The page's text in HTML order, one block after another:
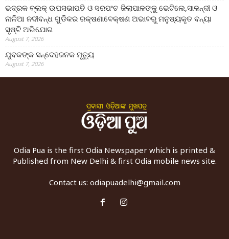
ଭଦ୍ରକ ବ୍ଲକ୍ ଉପସଭାପତି ଓ ସରପଂଚ ଜିଲାପାଳଙ୍କୁ ଭେଟିଲେ,ସାଳନ୍ଦୀ ଓ
ନାଳିଆ ନଦୀବନ୍ଧ ଗୁଡିକର ରକ୍ଷଣାବେକ୍ଷଣ ଅଭାବରୁ ମନୁଷ୍ୟକୃତ ବନ୍ୟା
ସୃଷ୍ଟି ଅଭିଯୋଗ
August 7, 2026
ଯୁବକଙ୍କ ସନ୍ଦେହଜନକ ମୃତ୍ୟୁ
August 7, 2026
Odia Pua is the first Odia Newspaper which is printed &
Published from New Delhi & first Odia mobile news site.
Contact us: odiapuadelhi@gmail.com